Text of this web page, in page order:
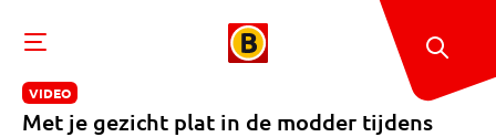
VIDEO
Met je gezicht plat in de modder tijdens